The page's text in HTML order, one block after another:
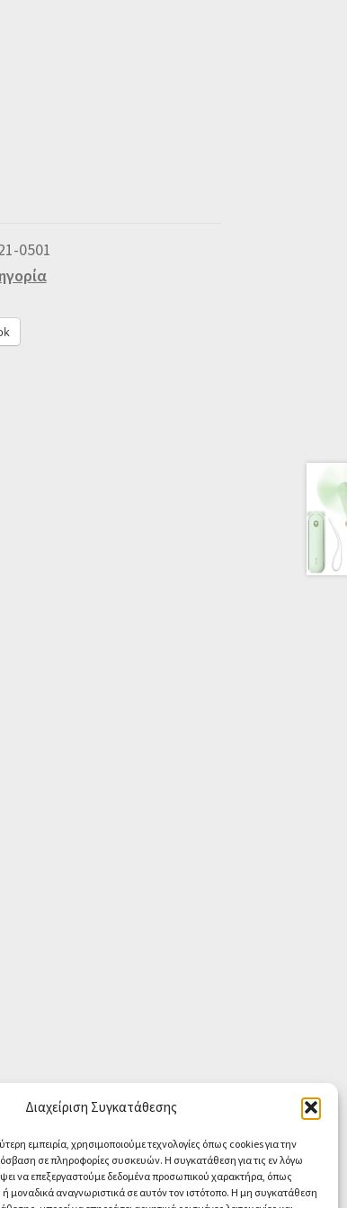
Διαχείριση Συγκατάθεσης
εμπειρία, χρησιμοποιούμε τεχνολογίες όπως cookies για την
σε πληροφορίες συσκευών. Η συγκατάθεση για τις εν λόγω
να επεξεργαστούμε δεδομένα προσωπικού χαρακτήρα, όπως
μοναδικά αναγνωριστικά σε αυτόν τον ιστότοπο. Η μη συγκατάθεση
0501